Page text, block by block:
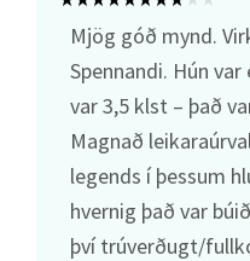
Mjög góð mynd.
Spennandi. Hún
var 3,5 klst – það
Magnað
legends í þessum
hvernig það var
því trúverðugt/